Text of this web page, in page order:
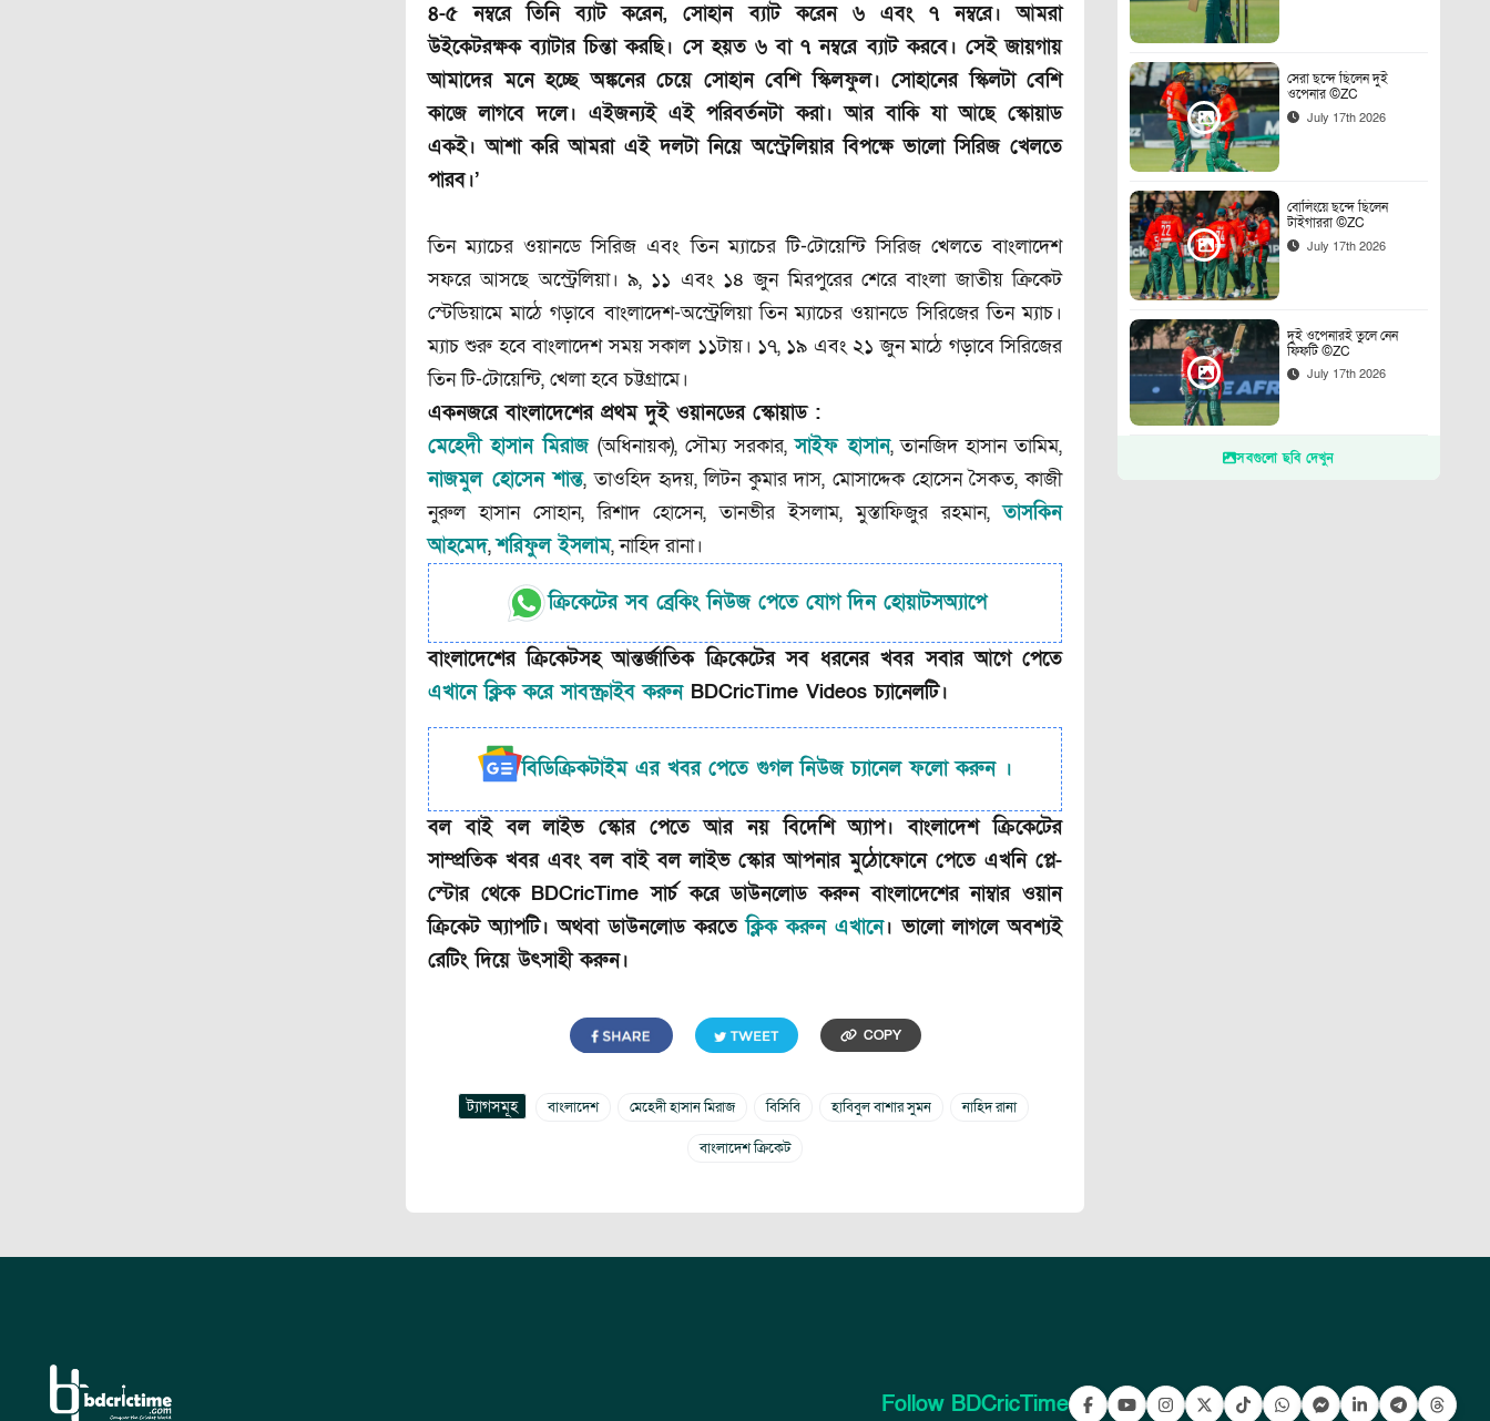
৪-৫ নম্বরে তিনি ব্যাট করেন, সোহান ব্যাট করেন ৬ এবং ৭ নম্বরে। আমরা
উইকেটরক্ষক ব্যাটার চিন্তা করছি। সে হয়ত ৬ বা ৭ নম্বরে ব্যাট করবে। সেই জায়গায়
আমাদের মনে হচ্ছে অঙ্কনের চেয়ে সোহান বেশি স্কিলফুল। সোহানের স্কিলটা বেশি
কাজে লাগবে দলে। এইজন্যই এই পরিবর্তনটা করা। আর বাকি যা আছে স্কোয়াড
একই। আশা করি আমরা এই দলটা নিয়ে অস্ট্রেলিয়ার বিপক্ষে ভালো সিরিজ খেলতে
পারব।’
তিন ম্যাচের ওয়ানডে সিরিজ এবং তিন ম্যাচের টি-টোয়েন্টি সিরিজ খেলতে বাংলাদেশ
সফরে আসছে অস্ট্রেলিয়া। ৯, ১১ এবং ১৪ জুন মিরপুরের শেরে বাংলা জাতীয় ক্রিকেট
স্টেডিয়ামে মাঠে গড়াবে বাংলাদেশ-অস্ট্রেলিয়া তিন ম্যাচের ওয়ানডে সিরিজের তিন ম্যাচ।
ম্যাচ শুরু হবে বাংলাদেশ সময় সকাল ১১টায়। ১৭, ১৯ এবং ২১ জুন মাঠে গড়াবে সিরিজের
তিন টি-টোয়েন্টি, খেলা হবে চট্টগ্রামে।
একনজরে বাংলাদেশের প্রথম দুই ওয়ানডের স্কোয়াড :
মেহেদী হাসান মিরাজ(অধিনায়ক), সৌম্য সরকার,সাইফ হাসান, তানজিদ হাসান তামিম,
নাজমুল হোসেন শান্ত, তাওহিদ হৃদয়, লিটন কুমার দাস, মোসাদ্দেক হোসেন সৈকত, কাজী
নুরুল হাসান সোহান, রিশাদ হোসেন, তানভীর ইসলাম, মুস্তাফিজুর রহমান,তাসকিন
আহমেদ,শরিফুল ইসলাম, নাহিদ রানা।
ক্রিকেটের সব ব্রেকিং নিউজ পেতে যোগ দিন হোয়াটসঅ্যাপে
বাংলাদেশের ক্রিকেটসহ আন্তর্জাতিক ক্রিকেটের সব ধরনের খবর সবার আগে পেতে
এখানে ক্লিক করে সাবস্ক্রাইব করুন BDCricTime Videos চ্যানেলটি।
বিডিক্রিকটাইম এর খবর পেতে গুগল নিউজ চ্যানেল ফলো করুন ।
বল বাই বল লাইভ স্কোর পেতে আর নয় বিদেশি অ্যাপ। বাংলাদেশ ক্রিকেটের
সাম্প্রতিক খবর এবং বল বাই বল লাইভ স্কোর আপনার মুঠোফোনে পেতে এখনি প্লে-
স্টোর থেকে BDCricTime সার্চ করে ডাউনলোড করুন বাংলাদেশের নাম্বার ওয়ান
ক্রিকেট অ্যাপটি। অথবা ডাউনলোড করতেক্লিক করুন এখানে। ভালো লাগলে অবশ্যই
রেটিং দিয়ে উৎসাহী করুন।
COPY
ট্যাগসমূহ বাংলাদেশ মেহেদী হাসান মিরাজ বিসিবি হাবিবুল বাশার সুমন নাহিদ রানা
বাংলাদেশ ক্রিকেট
সেরা ছন্দে ছিলেন দুই
ওপেনার ©ZC
July 17th 2026
বোলিংয়ে ছন্দে ছিলেন
টাইগাররা ©ZC
July 17th 2026
দুই ওপেনারই তুলে নেন
ফিফটি ©ZC
July 17th 2026
সবগুলো ছবি দেখুন
Follow BDCricTime